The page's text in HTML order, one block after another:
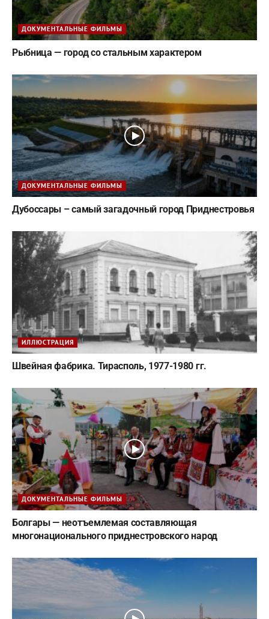
ДОКУМЕНТАЛЬНЫЕ ФИЛЬМЫ
Рыбница — город со стальным характером
ДОКУМЕНТАЛЬНЫЕ ФИЛЬМЫ
Дубоссары – самый загадочный город Приднестровья
ИЛЛЮСТРАЦИЯ
Швейная фабрика. Тирасполь, 1977-1980 гг.
ДОКУМЕНТАЛЬНЫЕ ФИЛЬМЫ
Болгары — неотъемлемая составляющая
многонационального приднестровского народ